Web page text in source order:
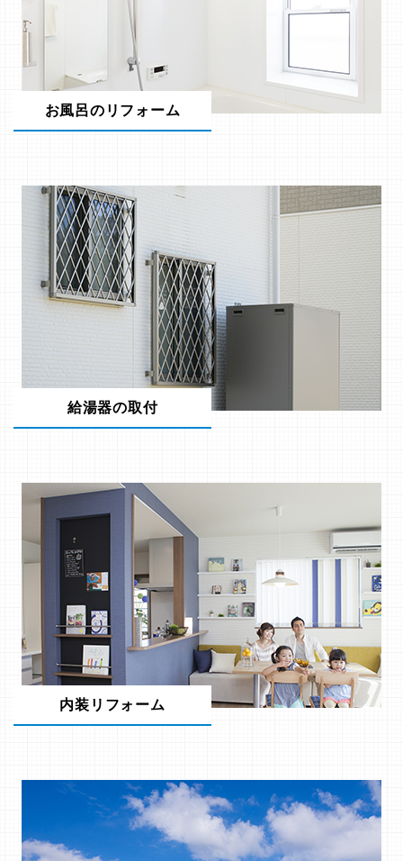
お風呂のリフォーム
給湯器の取付
内装リフォーム